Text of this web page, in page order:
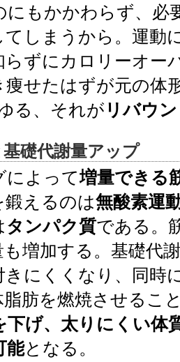
にもかかわらず、必
てしまうから。運動
らずにカロリーオー
痩せたはずが元の体
る、それが リバウ
礎代謝量アップ
によって増量できる
えるのは無酸素運
タンパク質である。
増加する。基礎代
きにくくなり、同時
肪を燃焼させるこ
下げ、太りにくい体
能となる。